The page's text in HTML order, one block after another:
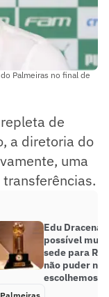
Palmeiras no final de
de
a diretoria do
uma
Edu Dracena
possível
sede para
não puder no
escolhemos o